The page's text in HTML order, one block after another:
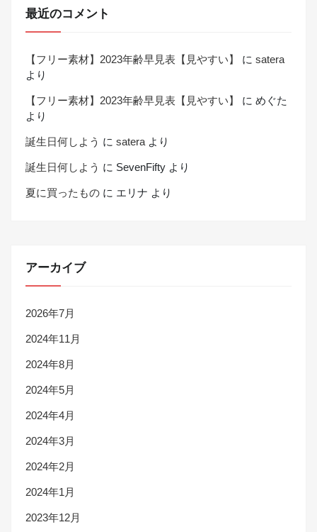
最近のコメント
【フリー素材】2023年齢早見表【見やすい】 に satera
より
【フリー素材】2023年齢早見表【見やすい】 に めぐた
より
誕生日何しよう に sateraより
誕生日何しよう に SevenFifty より
夏に買ったもの に エリナ より
アーカイブ
2026年7月
2024年11月
2024年8月
2024年5月
2024年4月
2024年3月
2024年2月
2024年1月
2023年12月